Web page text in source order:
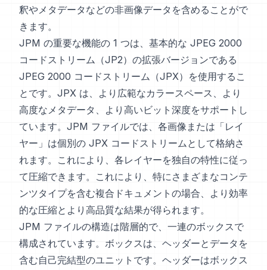
釈やメタデータなどの非画像データを含めることがで
きます。
JPM の重要な機能の 1 つは、基本的な JPEG 2000
コードストリーム（JP2）の拡張バージョンである
JPEG 2000 コードストリーム（JPX）を使用するこ
とです。JPX は、より広範なカラースペース、より
高度なメタデータ、より高いビット深度をサポートし
ています。JPM ファイルでは、各画像または「レイ
ヤー」は個別の JPX コードストリームとして格納さ
れます。これにより、各レイヤーを独自の特性に従っ
て圧縮できます。これにより、特にさまざまなコンテ
ンツタイプを含む複合ドキュメントの場合、より効率
的な圧縮とより高品質な結果が得られます。
JPM ファイルの構造は階層的で、一連のボックスで
構成されています。ボックスは、ヘッダーとデータを
含む自己完結型のユニットです。ヘッダーはボックス